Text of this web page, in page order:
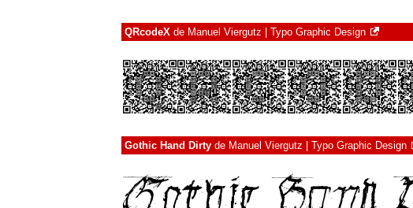
QRcodeX de Manuel Viergutz | Typo Graphic Design
Gothic Hand Dirty de Manuel Viergutz | Typo Graphic Design